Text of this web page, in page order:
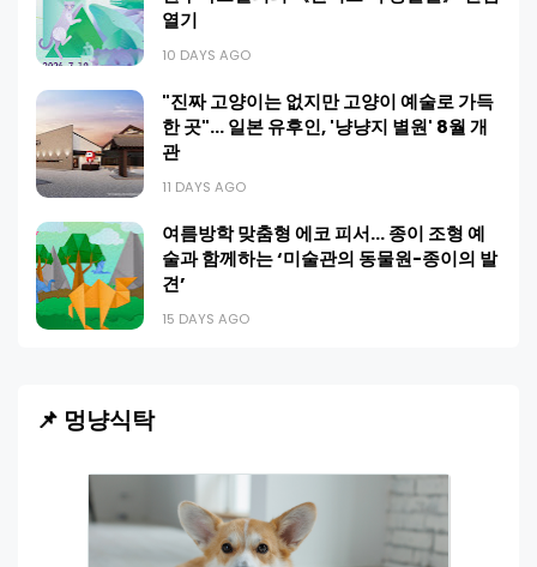
열기
10 DAYS AGO
"진짜 고양이는 없지만 고양이 예술로 가득
한 곳"… 일본 유후인, '냥냥지 별원' 8월 개
관
11 DAYS AGO
여름방학 맞춤형 에코 피서… 종이 조형 예
술과 함께하는 ‘미술관의 동물원-종이의 발
견’
15 DAYS AGO
📌 멍냥식탁